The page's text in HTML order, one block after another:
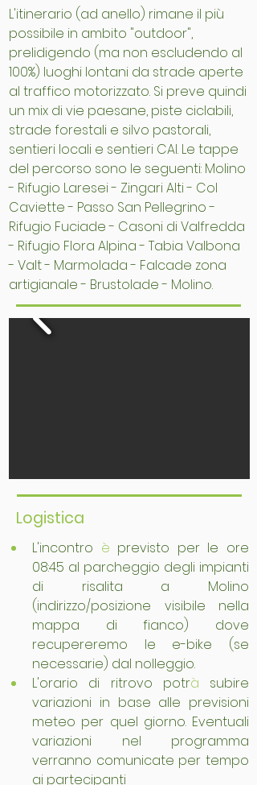
L'itinerario (ad anello) rimane il più
possibile in ambito "outdoor",
prelidigendo (ma non escludendo al
100%) luoghi lontani da strade aperte
al traffico motorizzato. Si preve quindi
un mix di vie paesane, piste ciclabili,
strade forestali e silvo pastorali,
sentieri locali e sentieri CAI. Le tappe
del percorso sono le seguenti: Molino
- Rifugio Laresei - Zingari Alti - Col
Caviette - Passo San Pellegrino -
Rifugio Fuciade - Casoni di Valfredda
- Rifugio Flora Alpina - Tabia Valbona
- Valt - Marmolada - Falcade zona
artigianale - Brustolade - Molino.
Logistica
L'incontro è previsto per le ore
08:45 al parcheggio degli impianti
di risalita a Molino
(indirizzo/posizione visibile nella
mappa di fianco) dove
recupereremo le e-bike (se
necessarie) dal nolleggio.
L'orario di ritrovo potrà subire
variazioni in base alle previsioni
meteo per quel giorno. Eventuali
variazioni nel programma
verranno comunicate per tempo
ai partecipanti